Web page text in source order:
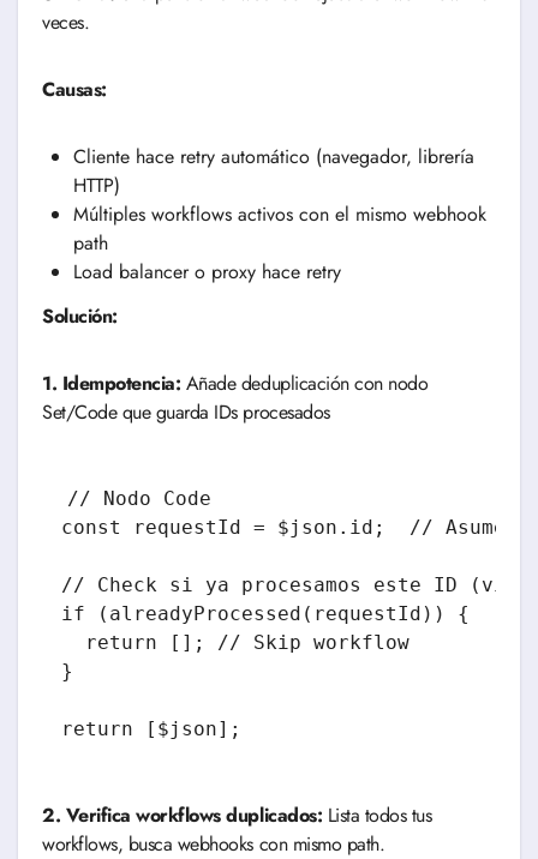
veces.
Causas:
Cliente hace retry automático (navegador, librería
HTTP)
Múltiples workflows activos con el mismo webhook
path
Load balancer o proxy hace retry
Solución:
1. Idempotencia: Añade deduplicación con nodo
Set/Code que guarda IDs procesados
// Nodo Code
const requestId = $json.id;  // Asume
// Check si ya procesamos este ID (via
if (alreadyProcessed(requestId)) {
  return []; // Skip workflow
}
2. Verifica workflows duplicados: Lista todos tus
workflows, busca webhooks con mismo path.